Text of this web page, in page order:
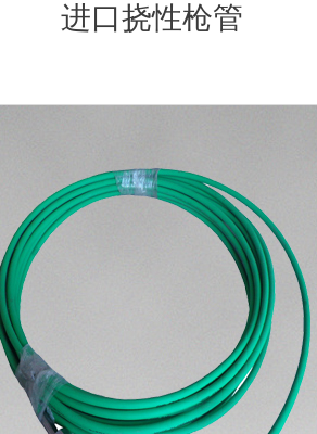
进口挠性枪管